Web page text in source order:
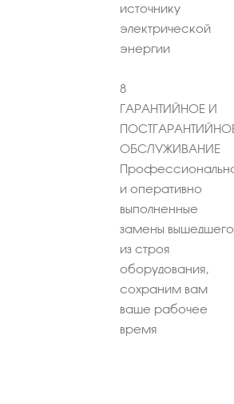
источнику
электрической
энергии
8
ГАРАНТИЙНОЕ И
ОБСЛУЖИВАНИЕ
и оперативно
выполненные
замены вышедшего
из строя
оборудования,
сохраним вам
ваше рабочее
время